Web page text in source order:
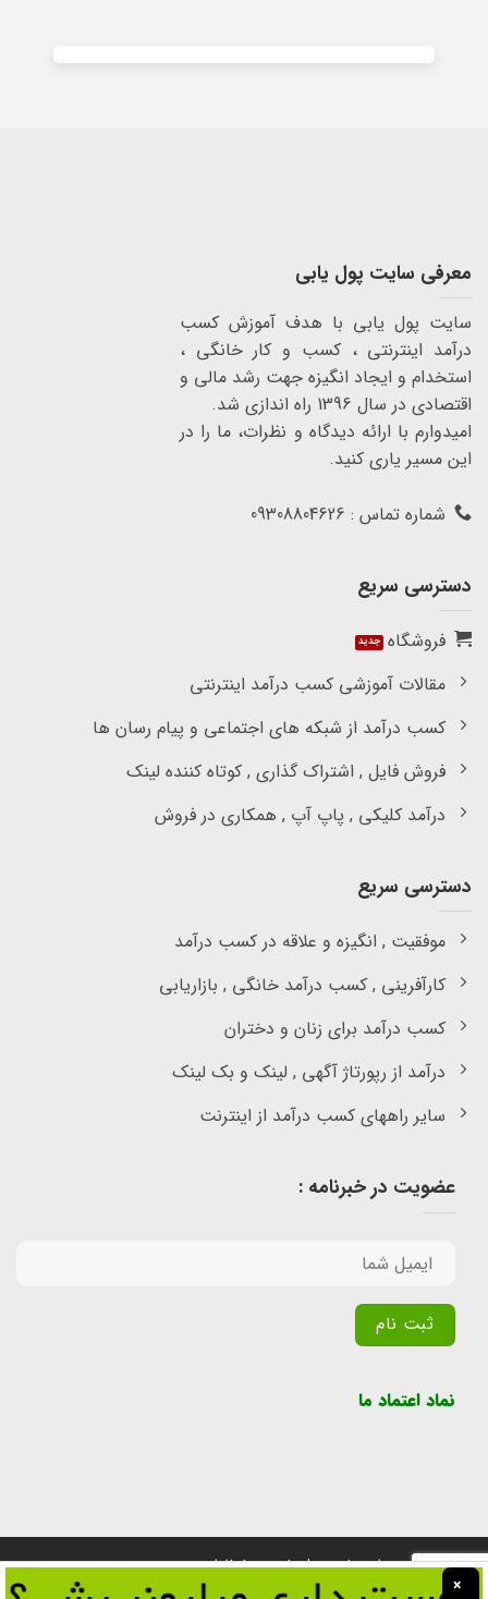
معرفی سایت پول یابی
سایت پول یابی با هدف آموزش کسب
درآمد اینترنتی ، کسب و کار خانگی ،
استخدام و ایجاد انگیزه جهت رشد مالی و
اقتصادی در سال 1396 راه اندازی شد.
امیدوارم با ارائه دیدگاه و نظرات، ما را در
این مسیر یاری کنید.
شماره تماس : 09308804626
دسترسی سریع
فروشگاه
مقالات آموزشی کسب درآمد اینترنتی
کسب درآمد از شبکه های اجتماعی و پیام رسان ها
فروش فایل , اشتراک گذاری , کوتاه کننده لینک
درآمد کلیکی , پاپ آپ , همکاری در فروش
دسترسی سریع
موفقیت , انگیزه و علاقه در کسب درآمد
کارآفرینی , کسب درآمد خانگی , بازاریابی
کسب درآمد برای زنان و دختران
درآمد از رپورتاژ آگهی , لینک و بک لینک
سایر راههای کسب درآمد از اینترنت
عضویت در خبرنامه :
نماد اعتماد ما
تمامی حقوق برای سایت پول یابی محفوظ است.
×